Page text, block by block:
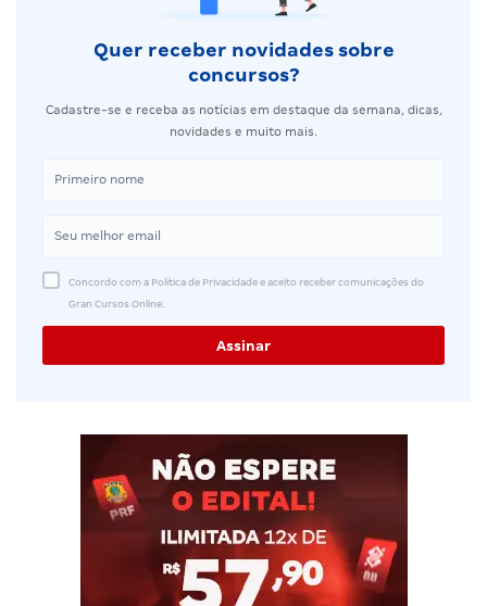
Quer receber novidades sobre
concursos?
Cadastre-se e receba as notícias em destaque da semana, dicas,
novidades e muito mais.
Concordo com a Política de Privacidade e aceito receber comunicações do
Gran Cursos Online.